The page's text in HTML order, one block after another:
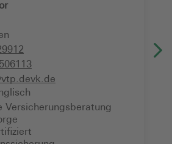
Versicherungsberatung